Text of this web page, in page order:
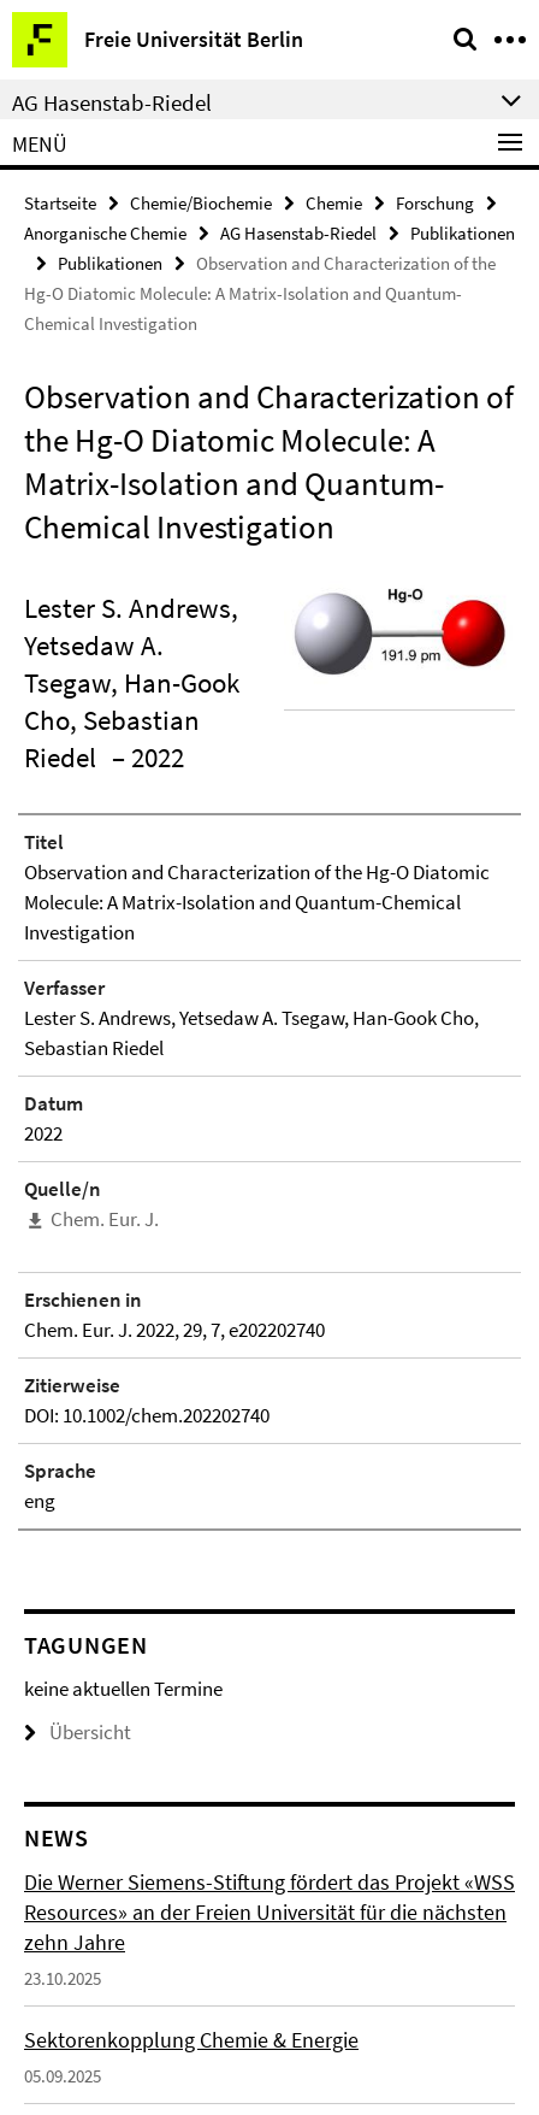
Springe
direkt
zu
Inhalt
Freie Universität Berlin
Service-
Navigation
AG Hasenstab-Riedel
MENÜ
Startseite Chemie/Biochemie Chemie
Forschung
Anorganische Chemie
AG Hasenstab-Riedel
Publikationen
Publikationen
Observation and Characterization of the
Hg-O Diatomic Molecule: A Matrix-Isolation and Quantum-
Chemical Investigation
Observation and Characterization of
the Hg-O Diatomic Molecule: A
Matrix-Isolation and Quantum-
Chemical Investigation
Lester S. Andrews,
Yetsedaw A.
Tsegaw, Han-Gook
Cho, Sebastian
Riedel – 2022
Titel
Observation and Characterization of the Hg-O Diatomic
Molecule: A Matrix-Isolation and Quantum-Chemical
Investigation
Verfasser
Lester S. Andrews, Yetsedaw A. Tsegaw, Han-Gook Cho,
Sebastian Riedel
Datum
2022
Quelle/n
Chem. Eur. J.
Erschienen in
Chem. Eur. J. 2022, 29, 7, e202202740
Zitierweise
DOI: 10.1002/chem.202202740
Sprache
eng
TAGUNGEN
keine aktuellen Termine
Übersicht
NEWS
Die Werner Siemens-Stiftung fördert das Projekt «WSS
Resources» an der Freien Universität für die nächsten
zehn Jahre
23.10.2025
Sektorenkopplung Chemie & Energie
05.09.2025